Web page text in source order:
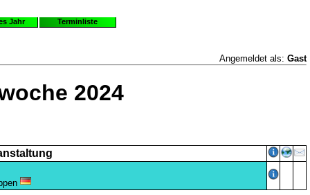
Jahr Terminliste
Angemeldet als: Gast
2024